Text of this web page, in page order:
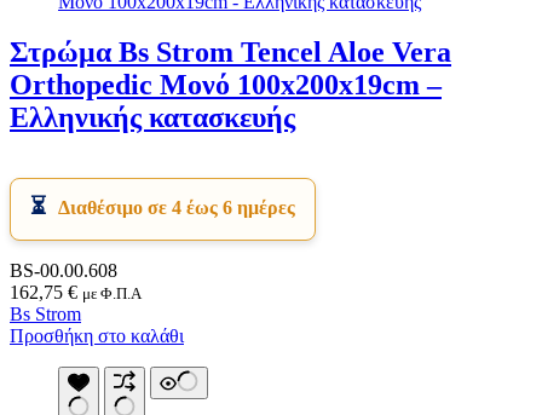
Στρώμα Bs Strom Tencel Aloe Vera
Orthopedic Μονό 100x200x19cm –
Ελληνικής κατασκευής
Διαθέσιμο σε 4 έως 6 ημέρες
BS-00.00.608
162,75 € με Φ.Π.Α
Bs Strom
Προσθήκη στο καλάθι